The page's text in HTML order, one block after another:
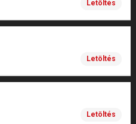
Letöltés
Letöltés
Letöltés